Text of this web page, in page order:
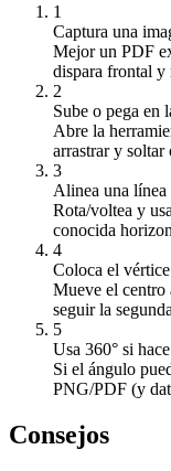
1
Captura una
Mejor un PDF
dispara frontal y
2
Sube o pega en
Abre la
arrastrar y soltar
3
Alinea una línea
Rota/voltea y
conocida
4
Coloca el
Mueve el centro
seguir la
5
Usa 360° si
Si el ángulo
PNG/PDF (y
Consejos